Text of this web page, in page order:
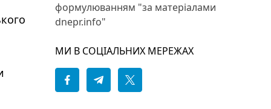
формулюванням "за матеріалами
dnepr.info"
МИ В СОЦІАЛЬНИХ МЕРЕЖАХ